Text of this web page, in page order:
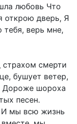
любовь Что
открою дверь, Я
верь мне,
страхом смерти
бушует ветер,
Дороже шороха
песен.
И мы всю жизнь